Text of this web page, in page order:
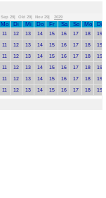
Sep 29| Okt 29| Nov 29| 2029
Mo Di Mi Do Fr Sa So Mo
Di
11 12 13 14 15 16 17 18
19
11 12 13 14 15 16 17 18
19
11 12 13 14 15 16 17 18
19
11 12 13 14 15 16 17 18
19
11 12 13 14 15 16 17 18
19
11 12 13 14 15 16 17 18 19